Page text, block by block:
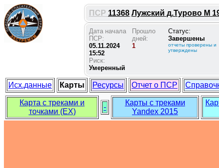
ПСР 11368 Лужский д.Турово М
Дата начала
ПСР:
05.11.2024
15:52
Риск:
Умеренный
Прошло
дней:
1
Статус:
Завершены
отчеты проверены и
утверждены
Исх.данные Карты Ресурсы Отчет о ПСР
Карта с треками и
точками (EX)
-
Карты с треками
Yandex 2015